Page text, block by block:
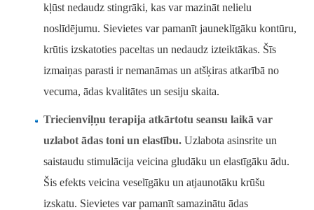
kļūst nedaudz stingrāki, kas var mazināt nelielu
noslīdējumu. Sievietes var pamanīt jauneklīgāku kontūru,
krūtis izskatoties paceltas un nedaudz izteiktākas. Šīs
izmaiņas parasti ir nemanāmas un atšķiras atkarībā no
vecuma, ādas kvalitātes un sesiju skaita.
Triecienviļņu terapija atkārtotu seansu laikā var
uzlabot ādas toni un elastību. Uzlabota asinsrite un
saistaudu stimulācija veicina gludāku un elastīgāku ādu.
Šis efekts veicina veselīgāku un atjaunotāku krūšu
izskatu. Sievietes var pamanīt samazinātu ādas